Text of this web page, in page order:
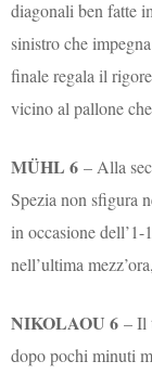
diagonali ben fatte
sinistro che
finale regala il
vicino al pallone
MÜHL 6– Alla
Spezia non sfigura
in occasione
nell’ultima
NIKOLAOU 6– Il
dopo pochi minuti